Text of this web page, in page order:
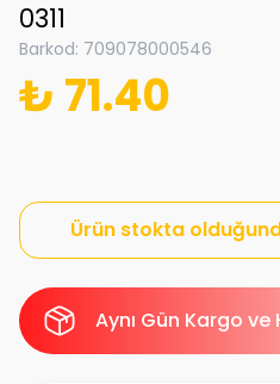
0311
Barkod: 709078000546
₺ 71.40
Ürün stokta
Aynı Gün Kargo ve